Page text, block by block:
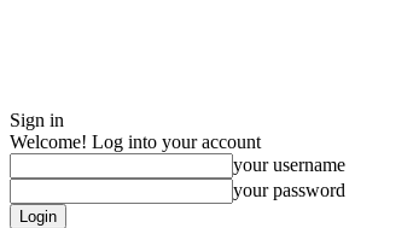
Sign in
Welcome! Log into your account
your username
your password